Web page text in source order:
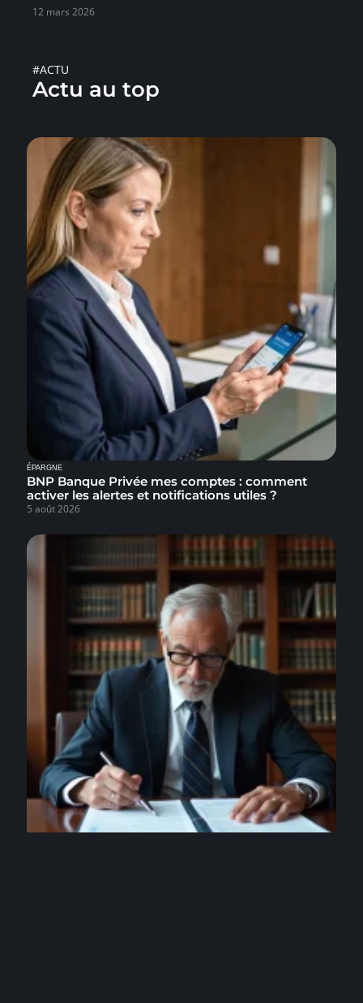
12 mars 2026
#ACTU
Actu au top
ÉPARGNE
BNP Banque Privée mes comptes : comment
activer les alertes et notifications utiles ?
5 août 2026